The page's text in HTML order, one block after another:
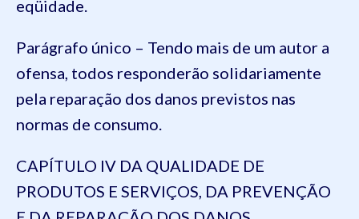
eqüidade.
Parágrafo único – Tendo mais de um autor a
ofensa, todos responderão solidariamente
pela reparação dos danos previstos nas
normas de consumo.
CAPÍTULO IV DA QUALIDADE DE
PRODUTOS E SERVIÇOS, DA PREVENÇÃO